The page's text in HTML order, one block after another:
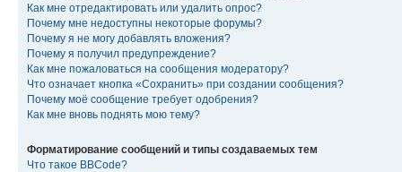
Как мне отредактировать или удалить опрос?
Почему мне недоступны некоторые форумы?
Почему я не могу добавлять вложения?
Почему я получил предупреждение?
Как мне пожаловаться на сообщения модератору?
Что означает кнопка «Сохранить» при создании сообщения?
Почему моё сообщение требует одобрения?
Как мне вновь поднять мою тему?
Форматирование сообщений и типы создаваемых тем
Что такое BBCode?